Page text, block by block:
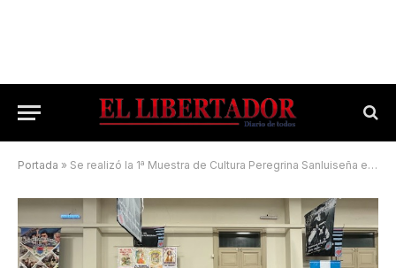
Portada » Se realizó la 1ª Muestra de Cultura Peregrina Sanluiseña en Corrientes